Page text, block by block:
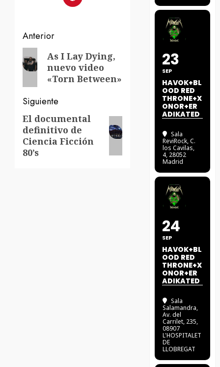
Navegación
de
entradas
Anterior
Entrada
anterior:
As I Lay Dying,
nuevo video
«Torn Between»
Siguiente
Siguiente
entrada:
El documental
definitivo de
Ciencia Ficción
80’s
23
SEP
HAVOK+BL
OOD RED
THRONE+X
ONOR+ER
ADIKATED
Sala
ReviRock, C.
los Cavilas,
4, 28052
Madrid
24
SEP
HAVOK+BL
OOD RED
THRONE+X
ONOR+ER
ADIKATED
Sala
Salamandra,
Av. del
Carrilet, 235,
08907
L'HOSPITALET
DE
LLOBREGAT